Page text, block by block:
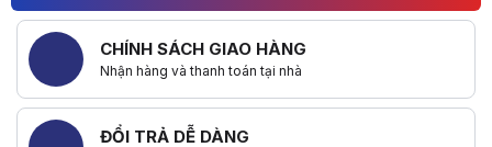
CHÍNH SÁCH GIAO HÀNG
Nhận hàng và thanh toán tại nhà
ĐỔI TRẢ DỄ DÀNG